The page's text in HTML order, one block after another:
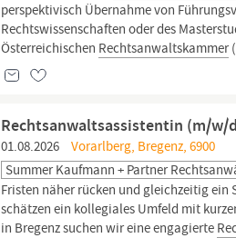
perspektivisch Übernahme von
Rechtswissenschaften oder des
Österreichischen Rechtsanwaltskammer
Rechtsanwaltsassistentin (m/w/
01.08.2026
Vorarlberg, Bregenz, 6900
Summer Kaufmann + Partner
Fristen näher rücken und gleichzeitig
schätzen ein kollegiales Umfeld mit
in Bregenz suchen wir eine engagierte